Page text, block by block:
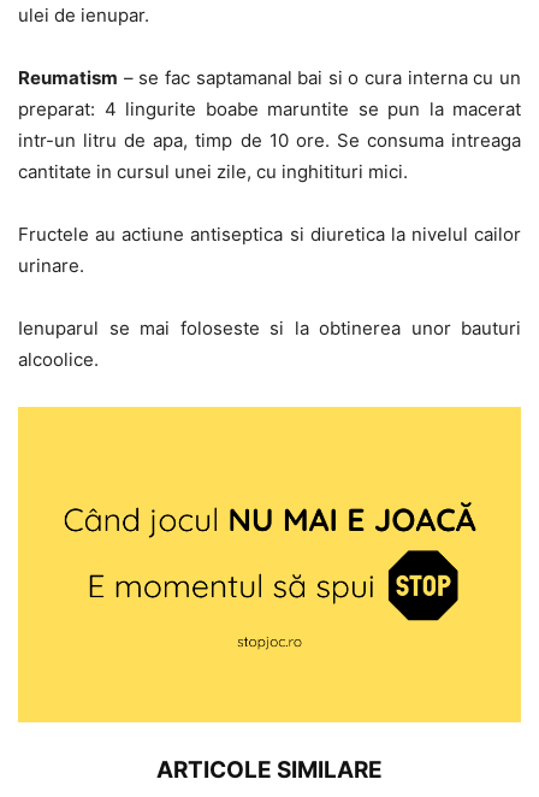
ulei de ienupar.
Reumatism – se fac saptamanal bai si o cura interna cu un
preparat: 4 lingurite boabe maruntite se pun la macerat
intr-un litru de apa, timp de 10 ore. Se consuma intreaga
cantitate in cursul unei zile, cu inghitituri mici.
Fructele au actiune antiseptica si diuretica la nivelul cailor
urinare.
Ienuparul se mai foloseste si la obtinerea unor bauturi
alcoolice.
ARTICOLE SIMILARE